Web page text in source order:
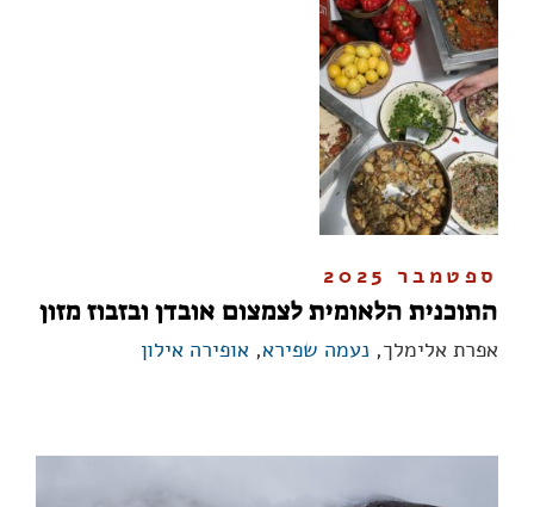
ספטמבר 2025
התוכנית הלאומית לצמצום אובדן ובזבוז מזון
אפרת אלימלך, נעמה שפירא, אופירה אילון